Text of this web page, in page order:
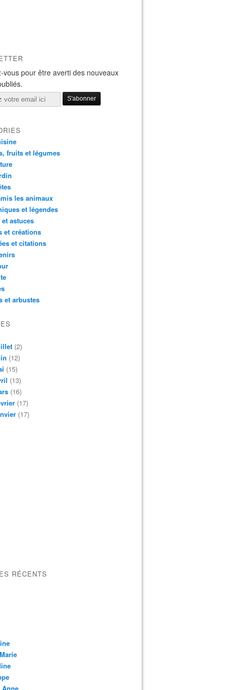
vous pour être averti des nouveaux
fruits et légumes
les animaux
et légendes
et astuces
et créations
et citations
et arbustes
(2)
(12)
(15)
(13)
(16)
(17)
(17)
RÉCENTS